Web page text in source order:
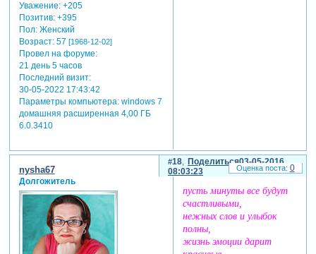
Уважение: +205
Позитив: +395
Пол:Женский
Возраст:57 [1968-12-02]
Провел на форуме:
21 день 5 часов
Последний визит:
30-05-2022 17:43:42
Параметры компьютера:windows 7
домашняя расширенная 4,00 ГБ
6.0.3410
Поделиться
18
03-05-2016
08:03:23
nysha67
Долгожитель
пусть минуты все будут
счастливыми,
нежных слов и улыбок
полны,
жизнь эмоции дарит
0